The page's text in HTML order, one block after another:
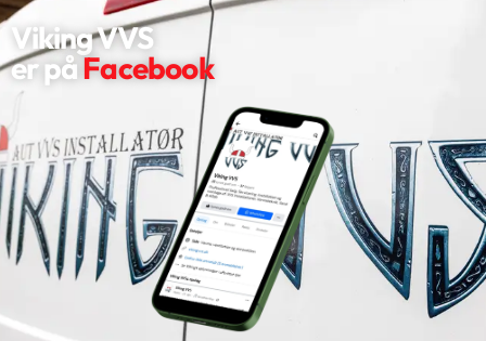
Viking VVS
er ​påFacebook